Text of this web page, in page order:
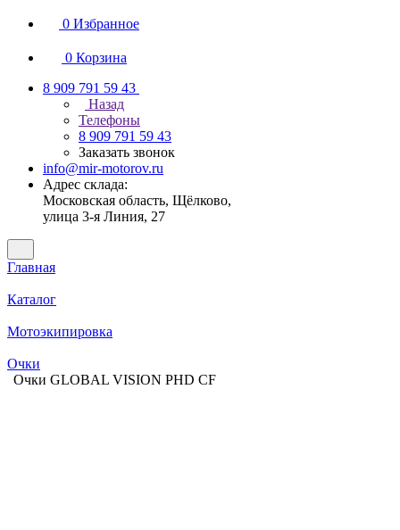
0 Избранное
0 Корзина
8 909 791 59 43
Назад
Телефоны
8 909 791 59 43
Заказать звонок
info@mir-motorov.ru
Адрес склада:
Московская область, Щёлково,
улица 3-я Линия, 27
Главная
Каталог
Мотоэкипировка
Очки
Очки GLOBAL VISION PHD CF